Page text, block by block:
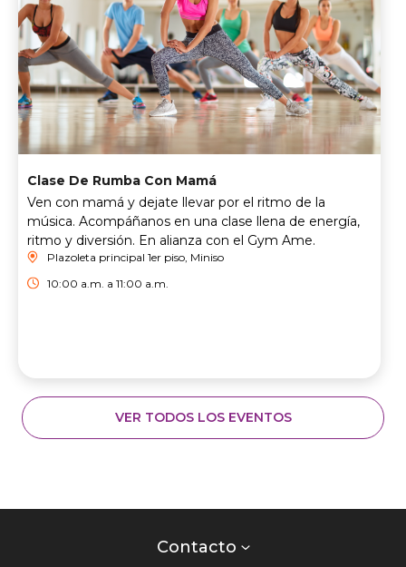
Clase De Rumba Con Mamá
Ven con mamá y dejate llevar por el ritmo de la
música. Acompáñanos en una clase llena de energía,
ritmo y diversión. En alianza con el Gym Ame.
Plazoleta principal 1er piso, Miniso
10:00 a.m. a 11:00 a.m.
VER TODOS LOS EVENTOS
Contacto